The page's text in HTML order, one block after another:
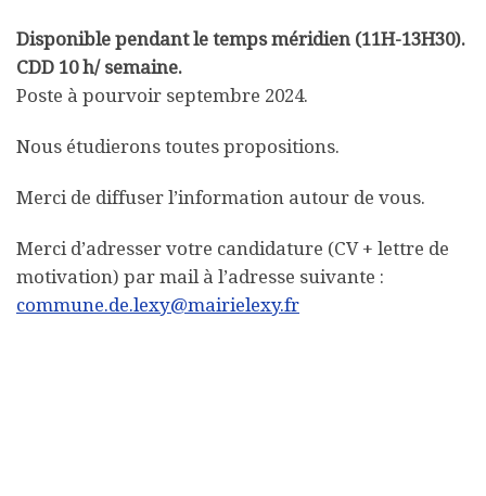
Disponible pendant le temps méridien (11H-13H30).
CDD 10 h/ semaine.
Poste à pourvoir septembre 2024.
Nous étudierons toutes propositions.
Merci de diffuser l’information autour de vous.
Merci d’adresser votre candidature (CV + lettre de
motivation) par mail à l’adresse suivante :
commune.de.lexy@mairielexy.fr